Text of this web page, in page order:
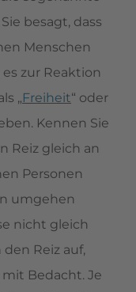
besagt, dass
Menschen
zur Reaktion
„Freiheit“ oder
Kennen Sie
Reiz gleich an
Personen
umgehen
nicht gleich
Reiz auf,
Bedacht. Je